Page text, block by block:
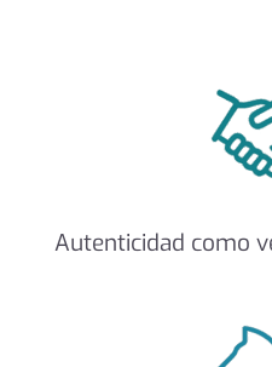
Autenticidad como